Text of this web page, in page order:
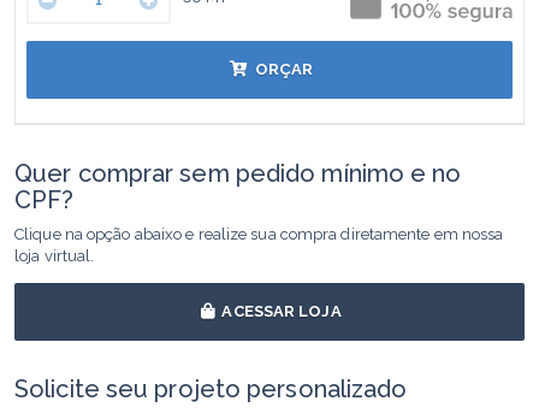
ORÇAR
Quer comprar sem pedido mínimo e no
CPF?
Clique na opção abaixo e realize sua compra diretamente em nossa
loja virtual.
ACESSAR LOJA
Solicite seu projeto personalizado